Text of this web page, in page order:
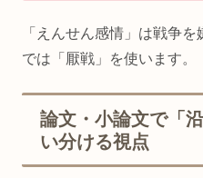
「えんせん感情」は戦争
では「厭戦」を使います。
論文・小論文で「
い分ける視点